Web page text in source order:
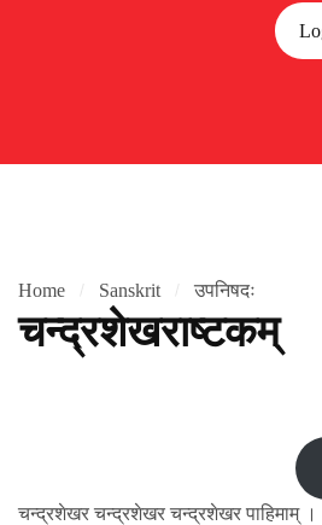
Home Sanskrit उपनिषदः
चन्द्रशेखराष्टकम्
चन्द्रशेखर चन्द्रशेखर चन्द्रशेखर पाहिमाम् ।